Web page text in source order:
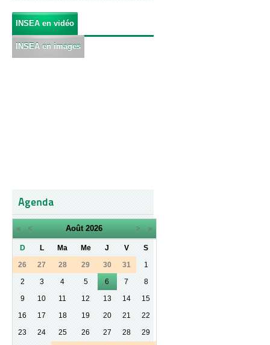
INSEA en vidéo
INSEA en images
Agenda
« < Août 2026 > »
D L Ma Me J V
S
26
27 28 29 30 31
1
2
3 4 5 6 7
8
9
10 11 12 13 14
15
16
17 18 19 20 21
22
23
24 25 26 27 28 29